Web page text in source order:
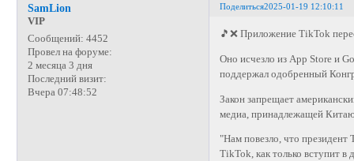
Поделиться2025-01-19 12:10:11
SamLion
VIP
Сообщений: 4452
Провел на форуме:
2 месяца 3 дня
Последний визит:
Вчера 07:48:52
🎵❌ Приложение TikTok
Оно исчезло из App Store и
поддержал одобренный
Закон запрещает
медиа, принадлежащей
"Нам повезло, что президент
TikTok, как только вступит в